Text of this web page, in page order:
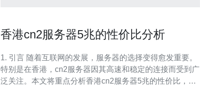
香港cn2服务器5兆的性价比分析
1. 引言 随着互联网的发展，服务器的选择变得愈发重要。
特别是在香港，cn2服务器因其高速和稳定的连接而受到广
泛关注。本文将重点分析香港cn2服务器5兆的性价比，为